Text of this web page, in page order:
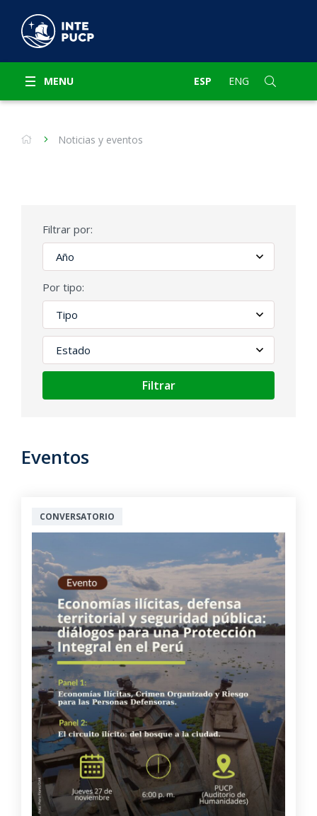
MENU ESP ENG
Noticias y eventos
Filtrar por:
Por tipo:
Filtrar
Eventos
CONVERSATORIO